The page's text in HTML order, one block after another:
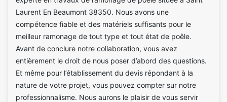
Laurent En Beaumont 38350. Nous avons une
compétence fiable et des matériels suffisants pour le
meilleur ramonage de tout type et tout état de poêle.
Avant de conclure notre collaboration, vous avez
entièrement le droit de nous poser d’abord des questions.
Et même pour l’établissement du devis répondant à la
nature de votre projet, vous pouvez compter sur notre
professionnalisme. Nous aurons le plaisir de vous servir